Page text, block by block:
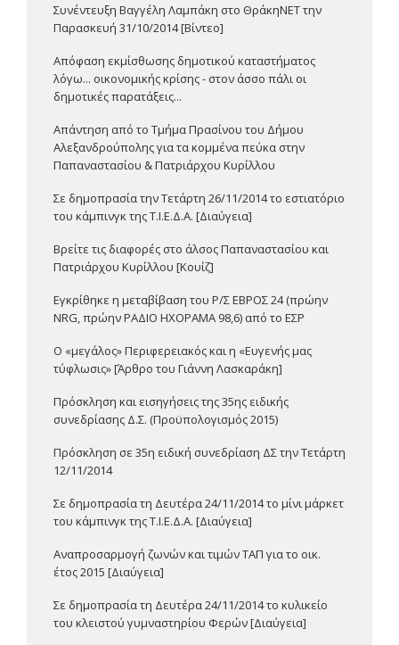
Συνέντευξη Βαγγέλη Λαμπάκη στο ΘράκηΝΕΤ την
Παρασκευή 31/10/2014 [Βίντεο]
Απόφαση εκμίσθωσης δημοτικού καταστήματος
λόγω... οικονομικής κρίσης - στον άσσο πάλι οι
δημοτικές παρατάξεις...
Απάντηση από το Τμήμα Πρασίνου του Δήμου
Αλεξανδρούπολης για τα κομμένα πεύκα στην
Παπαναστασίου & Πατριάρχου Κυρίλλου
Σε δημοπρασία την Τετάρτη 26/11/2014 το εστιατόριο
του κάμπινγκ της Τ.Ι.Ε.Δ.Α. [Διαύγεια]
Βρείτε τις διαφορές στο άλσος Παπαναστασίου και
Πατριάρχου Κυρίλλου [Κουίζ]
Εγκρίθηκε η μεταβίβαση του Ρ/Σ ΕΒΡΟΣ 24 (πρώην
NRG, πρώην ΡΑΔΙΟ ΗΧΟΡΑΜΑ 98,6) από το ΕΣΡ
Ο «μεγάλος» Περιφερειακός και η «Ευγενής μας
τύφλωσις» [Άρθρο του Γιάννη Λασκαράκη]
Πρόσκληση και εισηγήσεις της 35ης ειδικής
συνεδρίασης Δ.Σ. (Προϋπολογισμός 2015)
Πρόσκληση σε 35η ειδική συνεδρίαση ΔΣ την Τετάρτη
12/11/2014
Σε δημοπρασία τη Δευτέρα 24/11/2014 το μίνι μάρκετ
του κάμπινγκ της Τ.Ι.Ε.Δ.Α. [Διαύγεια]
Αναπροσαρμογή ζωνών και τιμών ΤΑΠ για το οικ.
έτος 2015 [Διαύγεια]
Σε δημοπρασία τη Δευτέρα 24/11/2014 το κυλικείο
του κλειστού γυμναστηρίου Φερών [Διαύγεια]